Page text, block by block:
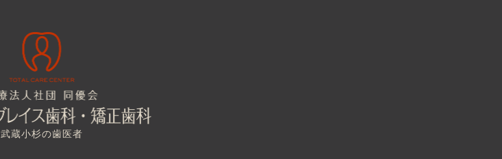
武蔵小杉の歯医者